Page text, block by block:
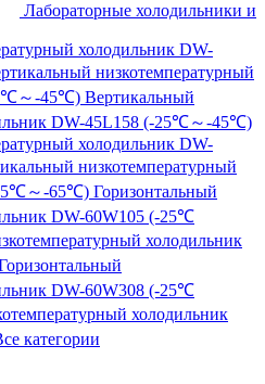
Лабораторные холодильники и
холодильник DW-
низкотемпературный
～-45℃) Вертикальный
DW-45L158 (-25℃～-45℃)
холодильник DW-
низкотемпературный
～-65℃) Горизонтальный
DW-60W105 (-25℃
холодильник
DW-60W308 (-25℃
холодильник
категории